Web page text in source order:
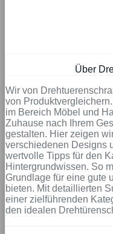
Über
Wir von
von
im Bereich Möbel und
Zuhause nach Ihrem
gestalten. Hier zeigen
verschiedenen Designs
wertvolle Tipps für den
Hintergrundwissen. So
Grundlage für eine gute
bieten. Mit detaillierten
einer zielführenden
den idealen